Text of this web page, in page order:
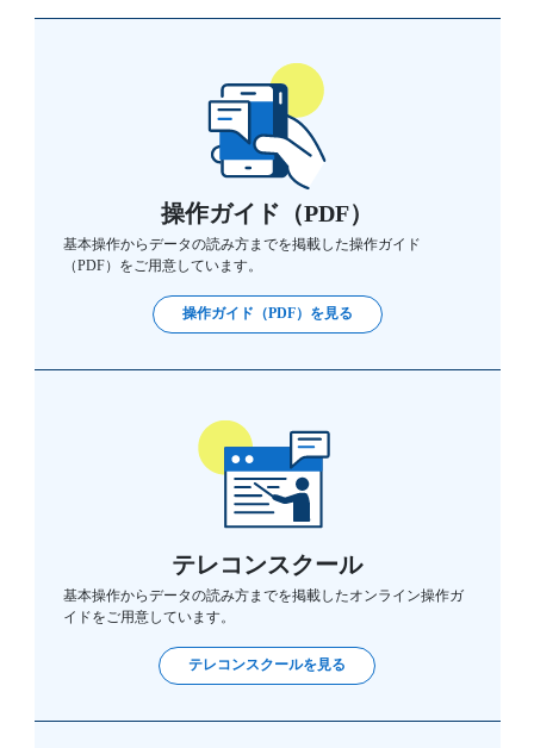
操作ガイド（PDF）
基本操作からデータの読み方までを掲載した操作ガイド
（PDF）をご用意しています。
操作ガイド（PDF）を見る
テレコンスクール
基本操作からデータの読み方までを掲載したオンライン操作ガ
イドをご用意しています。
テレコンスクールを見る